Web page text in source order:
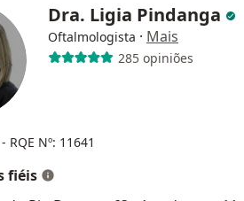
Dra. Ligia Pindanga
Oftalmologista · Mais
285 opiniões
RQE Nº: 11641
fiéis